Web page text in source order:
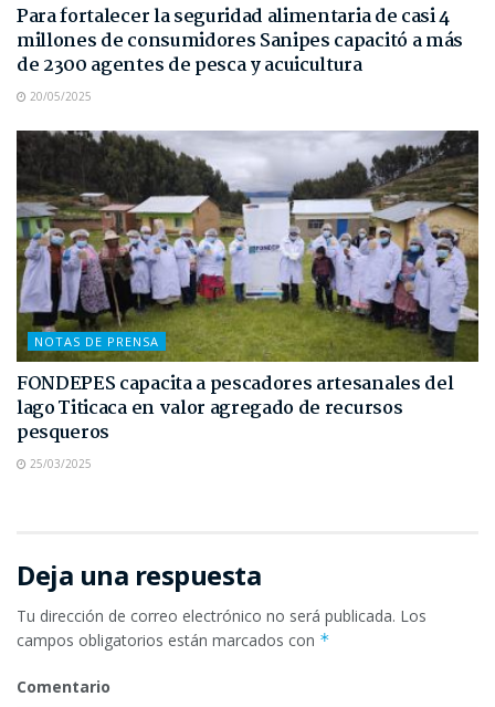
Para fortalecer la seguridad alimentaria de casi 4
millones de consumidores Sanipes capacitó a más
de 2300 agentes de pesca y acuicultura
20/05/2025
NOTAS DE PRENSA
FONDEPES capacita a pescadores artesanales del
lago Titicaca en valor agregado de recursos
pesqueros
25/03/2025
Deja una respuesta
Tu dirección de correo electrónico no será publicada. Los
campos obligatorios están marcados con *
Comentario